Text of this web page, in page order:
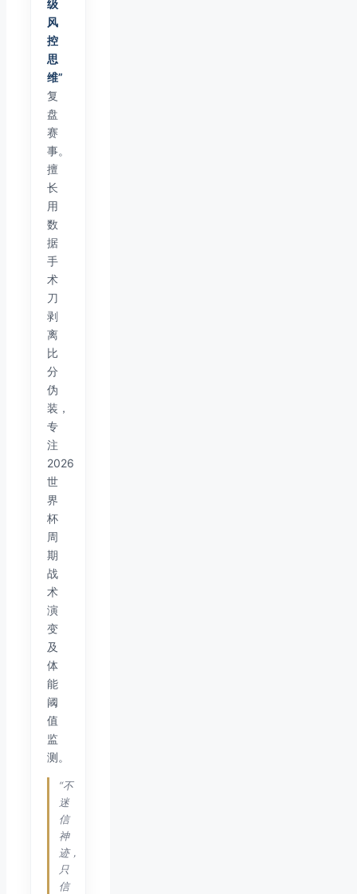
级
风
控
思
维”
复
盘
赛
事。
擅
长
用
数
据
手
术
刀
剥
离
比
分
伪
装，
专
注
2026
世
界
杯
周
期
战
术
演
变
及
体
能
阈
值
监
测。
“不
迷
信
神
迹，
只
信